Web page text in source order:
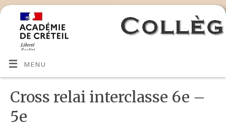
MENU
Cross relai interclasse 6e –
5e